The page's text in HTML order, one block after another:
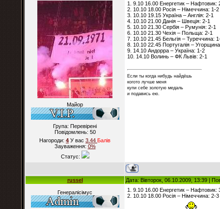
Майор
Група: Перевірені
Повідомлень: 50
Нагороди: 4 У вас 3.44 Балiв
Зауваження: 0%
Статус:
1. 9.10 16.00 Енергетик – Нафтовик:
2. 10.10 18.00 Росія – Німеччина: 1-2
3. 10.10 19.15 Україна – Англія: 2-1
4. 10.10 21.00 Данія – Швеція: 2-1
5. 10.10 21.30 Сербія – Румунія: 2-1
6. 10.10 21.30 Чехія – Польща: 2-1
7. 10.10 21.45 Бельгія – Туреччина:
8. 10.10 22.45 Португалія –
9. 14.10 Андорра – Україна: 1-2
10. 14.10 Волинь – ФК Львів: 2-1
Если ты когда нибудь найдёшь
когото лучше меня
купи себе золотую медаль
и подавись ею.
russel Дата: Вівторок, 06.10.2009, 13:39 |
Генералісімус
1. 9.10 16.00 Енергетик – Нафтовик:
2. 10.10 18.00 Росія – Німеччина: 2-3